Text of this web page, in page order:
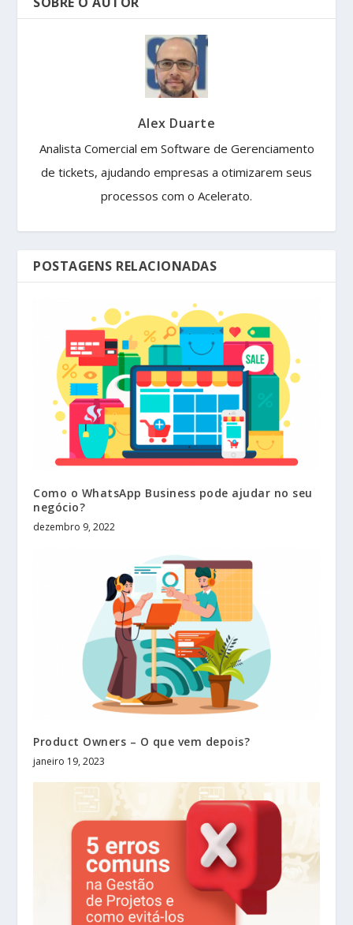
Alex Duarte
Analista Comercial em Software de Gerenciamento
de tickets, ajudando empresas a otimizarem seus
processos com o Acelerato.
POSTAGENS RELACIONADAS
Como o WhatsApp Business pode ajudar no seu
negócio?
dezembro 9, 2022
Product Owners – O que vem depois?
janeiro 19, 2023